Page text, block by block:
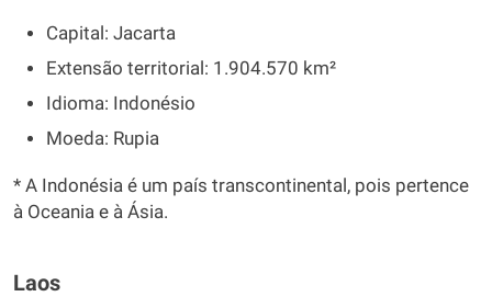
Capital: Jacarta
Extensão territorial: 1.904.570 km²
Idioma: Indonésio
Moeda: Rupia
* A Indonésia é um país transcontinental, pois pertence
à Oceania e à Ásia.
Laos